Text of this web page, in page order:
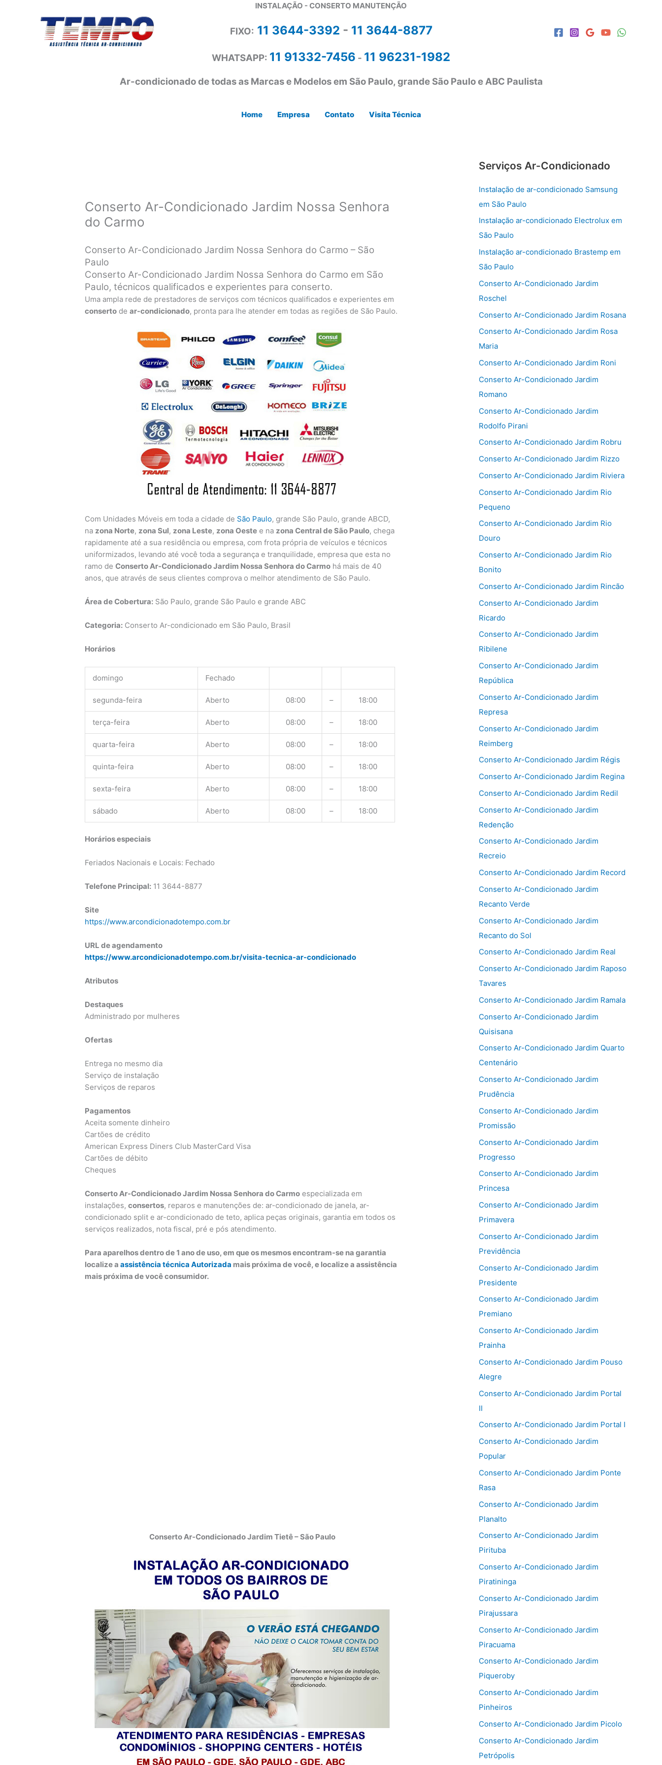
INSTALAÇÃO - CONSERTO MANUTENÇÃO
FIXO: 11 3644-3392 - 11 3644-8877
WHATSAPP: 11 91332-7456 - 11 96231-1982
Ar-condicionado de todas as Marcas e Modelos em São Paulo, grande São Paulo e ABC Paulista
Home Empresa Contato Visita Técnica
Conserto Ar-Condicionado Jardim Nossa Senhora
do Carmo
Conserto Ar-Condicionado Jardim Nossa Senhora do Carmo – São
Paulo
Conserto Ar-Condicionado Jardim Nossa Senhora do Carmo em São
Paulo, técnicos qualificados e experientes para conserto.
Uma ampla rede de prestadores de serviços com técnicos qualificados e experientes em
conserto dear-condicionado, pronta para lhe atender em todas as regiões de São Paulo.
Com Unidades Móveis em toda a cidade de São Paulo, grande São Paulo, grande ABCD,
na zona Norte, zona Sul, zona Leste, zona Oeste e na zona Central de São Paulo, chega
rapidamente até a sua residência ou empresa, com frota própria de veículos e técnicos
uniformizados, levando até você toda a segurança e tranquilidade, empresa que esta no
ramo deConserto Ar-Condicionado Jardim Nossa Senhora do Carmo há mais de 40
anos, que através de seus clientes comprova o melhor atendimento de São Paulo.
Área de Cobertura: São Paulo, grande São Paulo e grande ABC
Categoria: Conserto Ar-condicionado em São Paulo, Brasil
Horários
domingo Fechado
segunda-feira Aberto 08:00 – 18:00
terça-feira Aberto 08:00 – 18:00
quarta-feira Aberto 08:00 – 18:00
quinta-feira Aberto 08:00 – 18:00
sexta-feira Aberto 08:00 – 18:00
sábado Aberto 08:00 – 18:00
Horários especiais
Feriados Nacionais e Locais: Fechado
Telefone Principal: 11 3644-8877
Site
https://www.arcondicionadotempo.com.br
URL de agendamento
https://www.arcondicionadotempo.com.br/visita-tecnica-ar-condicionado
Atributos
Destaques
Administrado por mulheres
Ofertas
Entrega no mesmo dia
Serviço de instalação
Serviços de reparos
Pagamentos
Aceita somente dinheiro
Cartões de crédito
American Express Diners Club MasterCard Visa
Cartões de débito
Cheques
Conserto Ar-Condicionado Jardim Nossa Senhora do Carmo especializada em
instalações,consertos, reparos e manutenções de: ar-condicionado de janela, ar-
condicionado split e ar-condicionado de teto, aplica peças originais, garantia em todos os
serviços realizados, nota fiscal, pré e pós atendimento.
Para aparelhos dentro de 1 ano de uso, em que os mesmos encontram-se na garantia
localize aassistência técnica Autorizada mais próxima de você, e localize a assistência
mais próxima de você consumidor.
Conserto Ar-Condicionado Jardim Tietê – São Paulo
Serviços Ar-Condicionado
Instalação de ar-condicionado Samsung
em São Paulo
Instalação ar-condicionado Electrolux em
São Paulo
Instalação ar-condicionado Brastemp em
São Paulo
Conserto Ar-Condicionado Jardim
Roschel
Conserto Ar-Condicionado Jardim Rosana
Conserto Ar-Condicionado Jardim Rosa
Maria
Conserto Ar-Condicionado Jardim Roni
Conserto Ar-Condicionado Jardim
Romano
Conserto Ar-Condicionado Jardim
Rodolfo Pirani
Conserto Ar-Condicionado Jardim Robru
Conserto Ar-Condicionado Jardim Rizzo
Conserto Ar-Condicionado Jardim Riviera
Conserto Ar-Condicionado Jardim Rio
Pequeno
Conserto Ar-Condicionado Jardim Rio
Douro
Conserto Ar-Condicionado Jardim Rio
Bonito
Conserto Ar-Condicionado Jardim Rincão
Conserto Ar-Condicionado Jardim
Ricardo
Conserto Ar-Condicionado Jardim
Ribilene
Conserto Ar-Condicionado Jardim
República
Conserto Ar-Condicionado Jardim
Represa
Conserto Ar-Condicionado Jardim
Reimberg
Conserto Ar-Condicionado Jardim Régis
Conserto Ar-Condicionado Jardim Regina
Conserto Ar-Condicionado Jardim Redil
Conserto Ar-Condicionado Jardim
Redenção
Conserto Ar-Condicionado Jardim
Recreio
Conserto Ar-Condicionado Jardim Record
Conserto Ar-Condicionado Jardim
Recanto Verde
Conserto Ar-Condicionado Jardim
Recanto do Sol
Conserto Ar-Condicionado Jardim Real
Conserto Ar-Condicionado Jardim Raposo
Tavares
Conserto Ar-Condicionado Jardim Ramala
Conserto Ar-Condicionado Jardim
Quisisana
Conserto Ar-Condicionado Jardim Quarto
Centenário
Conserto Ar-Condicionado Jardim
Prudência
Conserto Ar-Condicionado Jardim
Promissão
Conserto Ar-Condicionado Jardim
Progresso
Conserto Ar-Condicionado Jardim
Princesa
Conserto Ar-Condicionado Jardim
Primavera
Conserto Ar-Condicionado Jardim
Previdência
Conserto Ar-Condicionado Jardim
Presidente
Conserto Ar-Condicionado Jardim
Premiano
Conserto Ar-Condicionado Jardim
Prainha
Conserto Ar-Condicionado Jardim Pouso
Alegre
Conserto Ar-Condicionado Jardim Portal
II
Conserto Ar-Condicionado Jardim Portal I
Conserto Ar-Condicionado Jardim
Popular
Conserto Ar-Condicionado Jardim Ponte
Rasa
Conserto Ar-Condicionado Jardim
Planalto
Conserto Ar-Condicionado Jardim
Pirituba
Conserto Ar-Condicionado Jardim
Piratininga
Conserto Ar-Condicionado Jardim
Pirajussara
Conserto Ar-Condicionado Jardim
Piracuama
Conserto Ar-Condicionado Jardim
Piqueroby
Conserto Ar-Condicionado Jardim
Pinheiros
Conserto Ar-Condicionado Jardim Picolo
Conserto Ar-Condicionado Jardim
Petrópolis